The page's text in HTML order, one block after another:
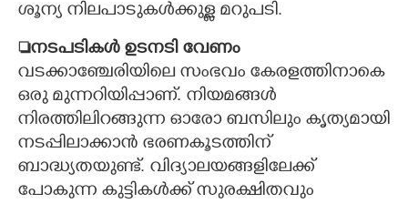
ശൂന്യ നിലപാടുകൾക്കുള്ള മറുപടി.
നടപടികൾ ഉടനടി വേണം
വടക്കാഞ്ചേരിയിലെ സംഭവം കേരളത്തിനാകെ
ഒരു മുന്നറിയിപ്പാണ്. നിയമങ്ങൾ
നിരത്തിലിറങ്ങുന്ന ഓരോ ബസിലും കൃത്യമായി
നടപ്പിലാക്കാൻ ഭരണകൂടത്തിന്
ബാദ്ധ്യതയുണ്ട്. വിദ്യാലയങ്ങളിലേക്ക്
പോകുന്ന കുട്ടികൾക്ക് സുരക്ഷിതവും